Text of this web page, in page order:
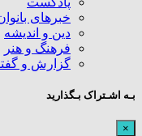
خبرهای
دین و اندیشه
فرهنگ و هنر
گزارش و
بـه اشـتراک بـگذارید
×